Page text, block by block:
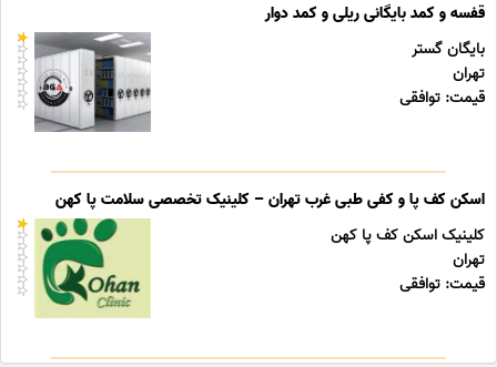
قفسه و کمد بایگانی ریلی و کمد دوار
بایگان گستر
تهران
قیمت: توافقی
اسکن کف پا و کفی طبی غرب تهران – کلینیک تخصصی سلامت پا کهن
کلینیک اسکن کف پا کهن
تهران
قیمت: توافقی